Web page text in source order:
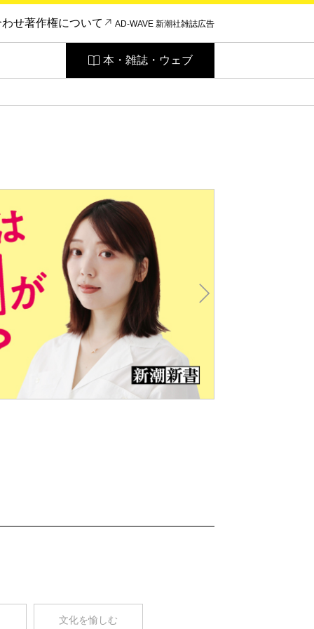
わせ著作権について AD-WAVE 新潮社雑誌広告
本・雑誌・ウェブ
文化を愉しむ